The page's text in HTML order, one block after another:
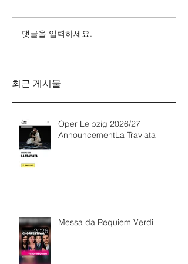
Messa da Requiem
댓글을 입력하세요.
최근 게시물
Oper Leipzig 2026/27
AnnouncementLa Traviata
Messa da Requiem Verdi